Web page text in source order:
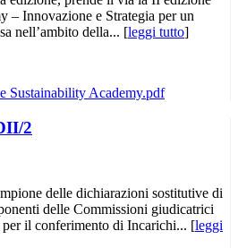
– Innovazione e Strategia per un
nell’ambito della... [leggi tutto]
2
delle dichiarazioni sostitutive di
delle Commissioni giudicatrici
il conferimento di Incarichi... [leggi